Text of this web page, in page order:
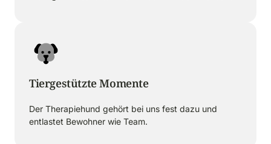
Tiergestützte Momente
Der Therapiehund gehört bei uns fest dazu und
entlastet Bewohner wie Team.